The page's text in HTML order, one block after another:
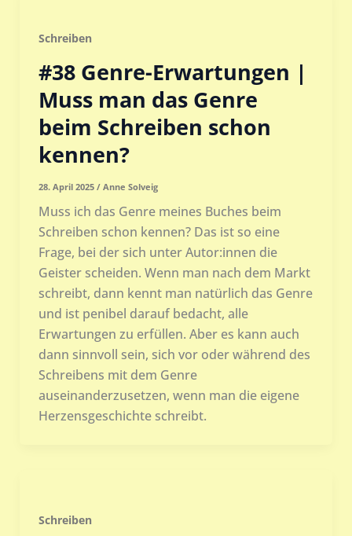
Schreiben
#38 Genre-Erwartungen |
Muss man das Genre
beim Schreiben schon
kennen?
28. April 2025 / Anne Solveig
Muss ich das Genre meines Buches beim
Schreiben schon kennen? Das ist so eine
Frage, bei der sich unter Autor:innen die
Geister scheiden. Wenn man nach dem Markt
schreibt, dann kennt man natürlich das Genre
und ist penibel darauf bedacht, alle
Erwartungen zu erfüllen. Aber es kann auch
dann sinnvoll sein, sich vor oder während des
Schreibens mit dem Genre
auseinanderzusetzen, wenn man die eigene
Herzensgeschichte schreibt.
Schreiben